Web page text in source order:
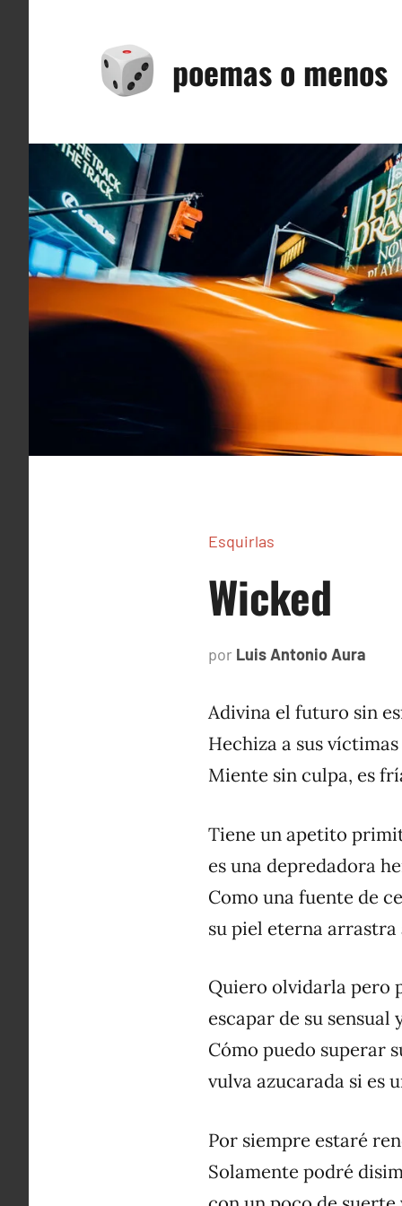
poemas o menos
Esquirlas
Wicked
por Luis Antonio Aura
2024
Adivina el futuro sin
Hechiza a sus
Miente sin culpa, es
Tiene un apetito
es una depredadora
Como una fuente de
su piel eterna
Quiero olvidarla pero
escapar de su
Cómo puedo superar
vulva azucarada si es
Por siempre estaré
Solamente podré